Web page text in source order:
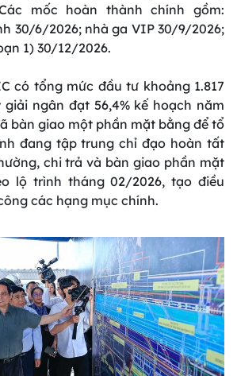
mốc hoàn thành chính gồm:
30/6/2026; nhà ga VIP 30/9/2026;
1) 30/12/2026.
có tổng mức đầu tư khoảng 1.817
ngân đạt 56,4% kế hoạch năm
bàn giao một phần mặt bằng để tổ
đang tập trung chỉ đạo hoàn tất
chi trả và bàn giao phần mặt
lộ trình tháng 02/2026, tạo điều
các hạng mục chính.